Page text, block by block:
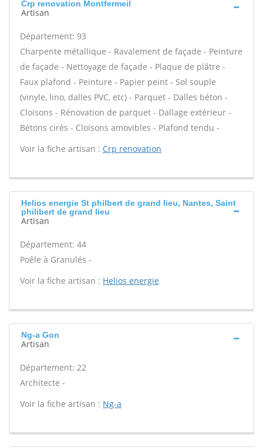
Crp renovation Montfermeil
Artisan
Département: 93
Charpente métallique - Ravalement de façade - Peinture
de façade - Nettoyage de façade - Plaque de plâtre -
Faux plafond - Peinture - Papier peint - Sol souple
(vinyle, lino, dalles PVC, etc) - Parquet - Dalles béton -
Cloisons - Rénovation de parquet - Dallage extérieur -
Bétons cirés - Cloisons amovibles - Plafond tendu -
Voir la fiche artisan : Crp renovation
Helios energie St philbert de grand lieu, Nantes, Saint
philibert de grand lieu
Artisan
Département: 44
Poêle à Granulés -
Voir la fiche artisan : Helios energie
Ng-a Gon
Artisan
Département: 22
Architecte -
Voir la fiche artisan : Ng-a